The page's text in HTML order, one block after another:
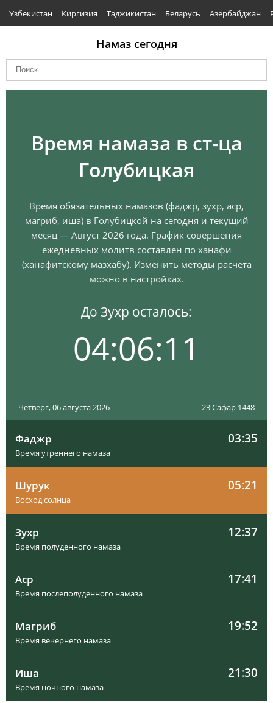
Узбекистан Киргизия Таджикистан Беларусь Азербайджан
Намаз сегодня
Время намаза в ст-ца
Голубицкая
Время обязательных намазов (фаджр, зухр, аср,
магриб, иша) в Голубицкой на сегодня и текущий
месяц — Август 2026 года. График совершения
ежедневных молитв составлен по ханафи
(ханафитскому мазхабу). Изменить методы расчета
можно в настройках.
До Зухр осталось:
04:06:10
Четверг, 06 августа 2026 23 Сафар 1448
Фаджр 03:35
Время утреннего намаза
Шурук 05:21
Восход солнца
Зухр 12:37
Время полуденного намаза
Аср 17:41
Время послеполуденного намаза
Магриб 19:52
Время вечернего намаза
Иша 21:30
Время ночного намаза